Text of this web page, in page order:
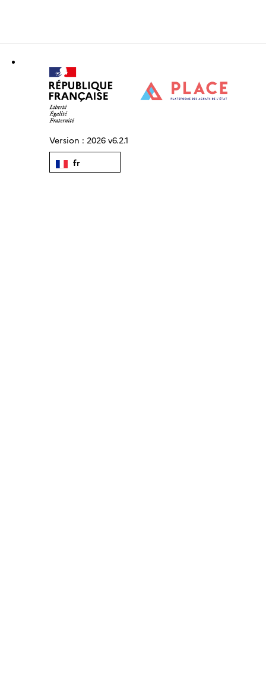
Version : 2026 v6.2.1
fr